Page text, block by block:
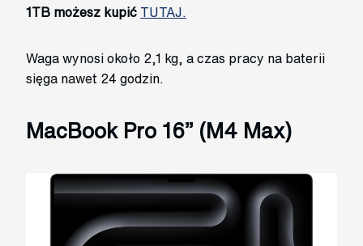
1TB możesz kupić TUTAJ.
Waga wynosi około 2,1 kg, a czas pracy na baterii
sięga nawet 24 godzin.
MacBook Pro 16” (M4 Max)